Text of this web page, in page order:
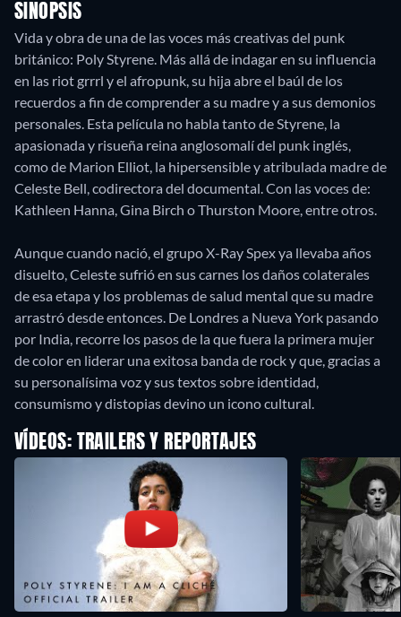
SINOPSIS
Vida y obra de una de las voces más creativas del punk
británico: Poly Styrene. Más allá de indagar en su influencia
en las riot grrrl y el afropunk, su hija abre el baúl de los
recuerdos a fin de comprender a su madre y a sus demonios
personales. Esta película no habla tanto de Styrene, la
apasionada y risueña reina anglosomalí del punk inglés,
como de Marion Elliot, la hipersensible y atribulada madre de
Celeste Bell, codirectora del documental. Con las voces de:
Kathleen Hanna, Gina Birch o Thurston Moore, entre otros.
Aunque cuando nació, el grupo X-Ray Spex ya llevaba años
disuelto, Celeste sufrió en sus carnes los daños colaterales
de esa etapa y los problemas de salud mental que su madre
arrastró desde entonces. De Londres a Nueva York pasando
por India, recorre los pasos de la que fuera la primera mujer
de color en liderar una exitosa banda de rock y que, gracias a
su personalísima voz y sus textos sobre identidad,
consumismo y distopias devino un icono cultural.
VÍDEOS: TRAILERS Y REPORTAJES